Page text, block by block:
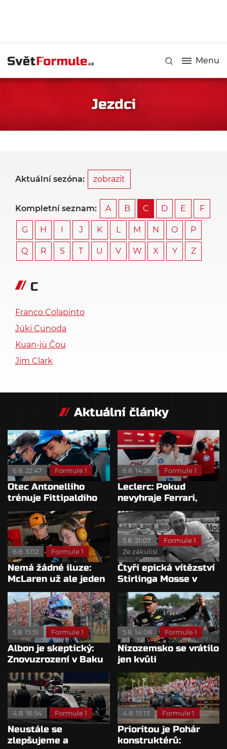
Menu
Jezdci
Aktuální sezóna: zobrazit
Kompletní seznam: A B C D E F
G H I J K L M N O P
Q R S T U V W X Y Z
C
Franco Colapinto
Júki Cunoda
Kuan-jü Čou
Jim Clark
Aktuální články
6.8. 22:47 Formule 1
Otec Antonelliho
trénuje Fittipaldiho
syna: Brazilec
vychvaluje lídra
6.8. 14:26 Formule 1
Leclerc: Pokud
nevyhraje Ferrari,
přeji titul
Antonellimu
6.8. 3:02 Formule 1
Nemá žádné iluze:
McLaren už ale jeden
návrat ze dna dokázal
5.8. 21:07
Formule 1
Ze zákulisí
Čtyři epická vítězství
Stirlinga Mosse v
motorsportu
5.8. 15:51 Formule 1
Albon je skeptický:
Znovuzrození v Baku
nepovažuje za reálne
5.8. 14:08 Formule 1
Nizozemsko se vrátilo
jen kvůli
Verstappenovi, říká
Ecclestone
4.8. 16:54 Formule 1
Neustále se
zlepšujeme a
4.8. 15:13 Formule 1
Prioritou je Pohár
konstruktérů: